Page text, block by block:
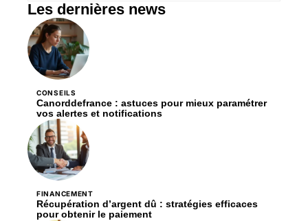
Les dernières news
CONSEILS
Canorddefrance : astuces pour mieux paramétrer
vos alertes et notifications
FINANCEMENT
Récupération d’argent dû : stratégies efficaces
pour obtenir le paiement